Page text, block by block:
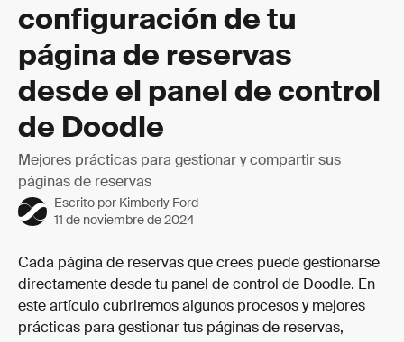
configuración de tu
página de reservas
desde el panel de control
de Doodle
Mejores prácticas para gestionar y compartir sus
páginas de reservas
Escrito por Kimberly Ford
11 de noviembre de 2024
Cada página de reservas que crees puede gestionarse
directamente desde tu panel de control de Doodle. En
este artículo cubriremos algunos procesos y mejores
prácticas para gestionar tus páginas de reservas,